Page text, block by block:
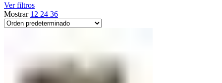
Ver filtros
Mostrar 12 24 36